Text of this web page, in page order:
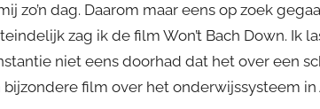
zo’n dag. Daarom maar eens op zoek
zag ik de film Won’t Bach Down. Ik
niet eens doorhad dat het over een
film over het onderwijssysteem in